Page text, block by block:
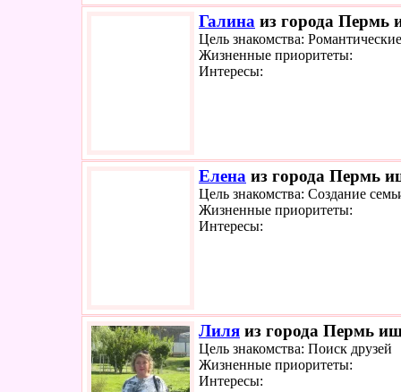
Галина из города Пермь
Цель знакомства:
Жизненные приоритеты:
Интересы:
Елена из города Пермь
Цель знакомства: Создание
Жизненные приоритеты:
Интересы:
Лиля из города Пермь
Цель знакомства: Поиск друзей
Жизненные приоритеты:
Интересы: